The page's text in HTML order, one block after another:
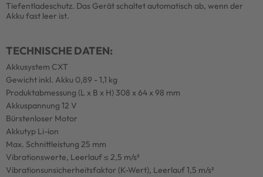
Tiefentladeschutz. Das Gerät schaltet automatisch ab, wenn der
Akku fast leer ist.
TECHNISCHE DATEN:
Akkusystem CXT
Gewicht inkl. Akku 0,89 - 1,1 kg
Produktabmessung (L x B x H) 308 x 64 x 98 mm
Akkuspannung 12 V
Bürstenloser Motor
Akkutyp Li-ion
Max. Schnittleistung 25 mm
Vibrationswerte, Leerlauf ≤ 2,5 m/s²
Vibrationsunsicherheitsfaktor (K-Wert), Leerlauf 1,5 m/s²